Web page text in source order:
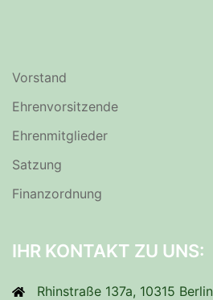
Vorstand
Ehrenvorsitzende
Ehrenmitglieder
Satzung
Finanzordnung
IHR KONTAKT ZU UNS:
Rhinstraße 137a, 10315 Berlin